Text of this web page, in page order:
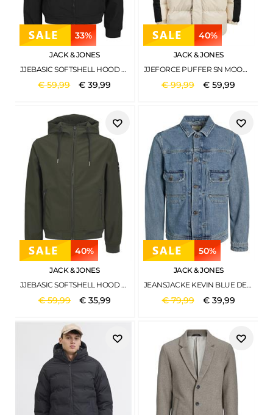
33%
JACK & JONES
JJEBASIC SOFTSHELL HOOD NOOS BLACK
€59,99 €39,99
40%
JACK & JONES
JJEFORCE PUFFER SN MOONBEAM
€99,99 €59,99
40%
JACK & JONES
JJEBASIC SOFTSHELL HOOD NOOS ROSIN
€59,99 € 35,99
50%
JACK & JONES
JEANSJACKE KEVIN BLUE DENIM
€79,99 € 39,99